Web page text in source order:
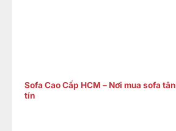
Sofa Cao Cấp HCM – Nơi mua sofa
tín